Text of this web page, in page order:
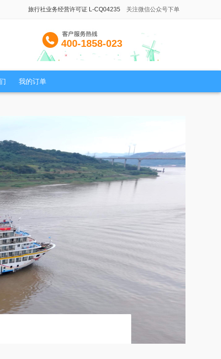
旅行社业务经营许可证 L-CQ04235 关注微信公众号下单
400-1858-023
我的订单